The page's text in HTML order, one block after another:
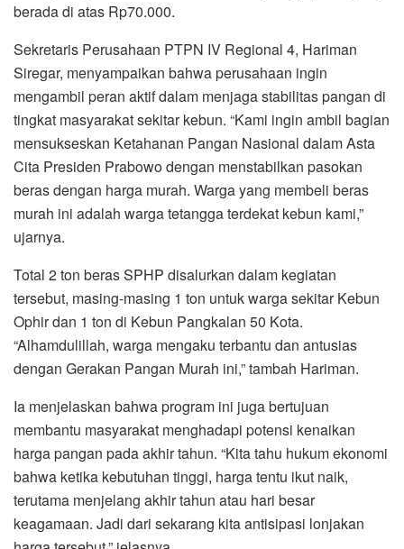
berada di atas Rp70.000.
Sekretaris Perusahaan PTPN IV Regional 4, Hariman
Siregar, menyampaikan bahwa perusahaan ingin
mengambil peran aktif dalam menjaga stabilitas pangan di
tingkat masyarakat sekitar kebun. “Kami ingin ambil bagian
mensukseskan Ketahanan Pangan Nasional dalam Asta
Cita Presiden Prabowo dengan menstabilkan pasokan
beras dengan harga murah. Warga yang membeli beras
murah ini adalah warga tetangga terdekat kebun kami,”
ujarnya.
Total 2 ton beras SPHP disalurkan dalam kegiatan
tersebut, masing-masing 1 ton untuk warga sekitar Kebun
Ophir dan 1 ton di Kebun Pangkalan 50 Kota.
“Alhamdulillah, warga mengaku terbantu dan antusias
dengan Gerakan Pangan Murah ini,” tambah Hariman.
Ia menjelaskan bahwa program ini juga bertujuan
membantu masyarakat menghadapi potensi kenaikan
harga pangan pada akhir tahun. “Kita tahu hukum ekonomi
bahwa ketika kebutuhan tinggi, harga tentu ikut naik,
terutama menjelang akhir tahun atau hari besar
keagamaan. Jadi dari sekarang kita antisipasi lonjakan